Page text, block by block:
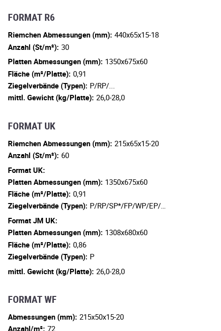
FORMAT R6
Riemchen Abmessungen (mm): 440x65x15-18
Anzahl (St/m²): 30
Platten Abmessungen (mm): 1350x675x60
Fläche (m²/Platte): 0,91
Ziegelverbände (Typen): P/RP/...
mittl. Gewicht (kg/Platte): 26,0-28,0
FORMAT UK
Riemchen Abmessungen (mm): 215x65x15-20
Anzahl (St/m²): 60
Format UK:
Platten Abmessungen (mm): 1350x675x60
Fläche (m²/Platte): 0,91
Ziegelverbände (Typen): P/RP/SP*/FP/WP/EP/…
Format JM UK:
Platten Abmessungen (mm): 1308x680x60
Fläche (m²/Platte): 0,86
Ziegelverbände (Typen): P
mittl. Gewicht (kg/Platte): 26,0-28,0
FORMAT WF
Abmessungen (mm): 215x50x15-20
Anzahl/m²: 72